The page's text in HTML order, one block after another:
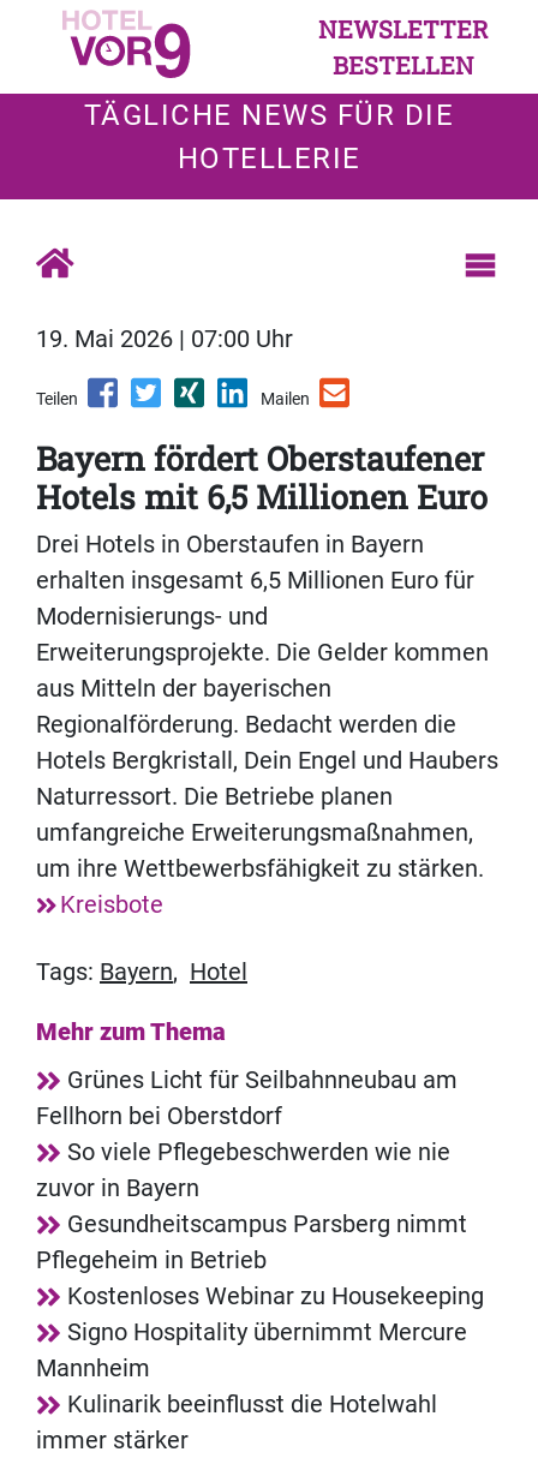
NEWSLETTER
BESTELLEN
TÄGLICHE NEWS FÜR DIE
HOTELLERIE
19. Mai 2026 | 07:00 Uhr
Teilen Mailen
Bayern fördert Oberstaufener
Hotels mit 6,5 Millionen Euro
Drei Hotels in Oberstaufen in Bayern
erhalten insgesamt 6,5 Millionen Euro für
Modernisierungs- und
Erweiterungsprojekte. Die Gelder kommen
aus Mitteln der bayerischen
Regionalförderung. Bedacht werden die
Hotels Bergkristall, Dein Engel und Haubers
Naturressort. Die Betriebe planen
umfangreiche Erweiterungsmaßnahmen,
um ihre Wettbewerbsfähigkeit zu stärken.
Kreisbote
Tags: Bayern, Hotel
Mehr zum Thema
Grünes Licht für Seilbahnneubau am
Fellhorn bei Oberstdorf
So viele Pflegebeschwerden wie nie
zuvor in Bayern
Gesundheitscampus Parsberg nimmt
Pflegeheim in Betrieb
Kostenloses Webinar zu Housekeeping
Signo Hospitality übernimmt Mercure
Mannheim
Kulinarik beeinflusst die Hotelwahl
immer stärker